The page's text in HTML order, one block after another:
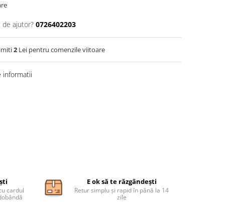
de ajutor? 0726402203
2 Lei pentru comenzile viitoare
informatii
cardul
E ok să te răzgândești
Retur simplu și rapid în până la 14
zile